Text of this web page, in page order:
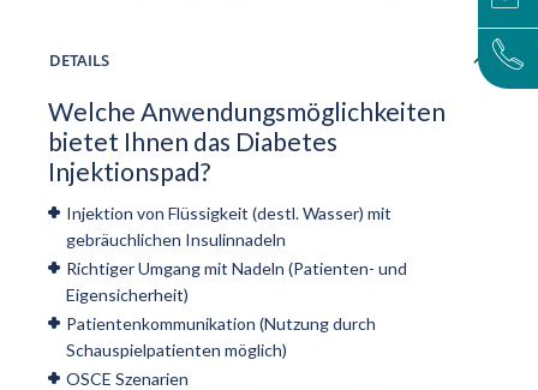
DETAILS
Welche Anwendungsmöglichkeiten
bietet Ihnen das Diabetes
Injektionspad?
Injektion von Flüssigkeit (destl. Wasser) mit
gebräuchlichen Insulinnadeln
Richtiger Umgang mit Nadeln (Patienten- und
Eigensicherheit)
Patientenkommunikation (Nutzung durch
Schauspielpatienten möglich)
OSCE Szenarien